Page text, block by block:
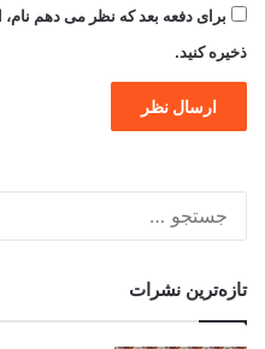
برای دفعه بعد که نظر می دهم
ذخیره کنید.
تازه‌ترین نشرات